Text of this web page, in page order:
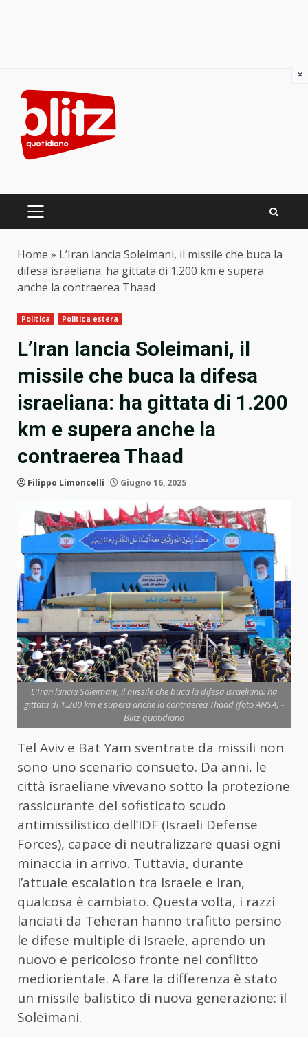
content
PRIMARY
Home » L’Iran lancia Soleimani, il missile che buca la
difesa israeliana: ha gittata di 1.200 km e supera
anche la contraerea Thaad
Politica Politica estera
L’Iran lancia Soleimani, il
missile che buca la difesa
israeliana: ha gittata di 1.200
km e supera anche la
contraerea Thaad
Filippo Limoncelli Giugno 16, 2025
L'Iran lancia Soleimani, il missile che buca la difesa israeliana: ha
gittata di 1.200 km e supera anche la contraerea Thaad (foto ANSA) -
Blitz quotidiano
Tel Aviv e Bat Yam sventrate da missili non
sono uno scenario consueto. Da anni, le
città israeliane vivevano sotto la protezione
rassicurante del sofisticato scudo
antimissilistico dell’IDF (Israeli Defense
Forces), capace di neutralizzare quasi ogni
minaccia in arrivo. Tuttavia, durante
l’attuale escalation tra Israele e Iran,
qualcosa è cambiato. Questa volta, i razzi
lanciati da Teheran hanno trafitto persino
le difese multiple di Israele, aprendo un
nuovo e pericoloso fronte nel conflitto
mediorientale. A fare la differenza è stato
un missile balistico di nuova generazione: il
Soleimani.
×